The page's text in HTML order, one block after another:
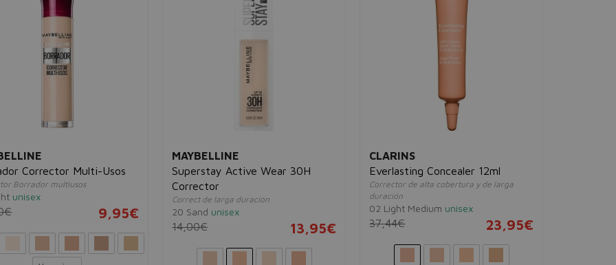
Corrector Multi-Usos
Borrador multiusos
unisex
9,95€
MAYBELLINE
Superstay Active Wear 30H
Corrector
Correct de larga duración
20 Sand unisex
14,00€ 13,95€
CLARINS
Everlasting Concealer 12ml
Corrector de alta cobertura y de larga
duración
02 Light Medium unisex
37,44€ 23,95€